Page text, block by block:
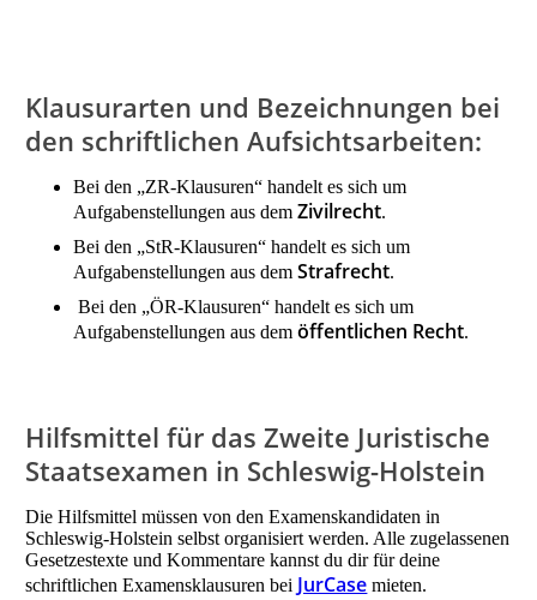
Klausurarten und Bezeichnungen bei
den schriftlichen Aufsichtsarbeiten:
Bei den „ZR-Klausuren“ handelt es sich um
Aufgabenstellungen aus demZivilrecht.
Bei den „StR-Klausuren“ handelt es sich um
Aufgabenstellungen aus demStrafrecht.
Bei den „ÖR-Klausuren“ handelt es sich um
Aufgabenstellungen aus demöffentlichen Recht.
Hilfsmittel für das Zweite Juristische
Staatsexamen in Schleswig-Holstein
Die Hilfsmittel müssen von den Examenskandidaten in
Schleswig-Holstein selbst organisiert werden. Alle zugelassenen
Gesetzestexte und Kommentare kannst du dir für deine
schriftlichen Examensklausuren bei JurCase mieten.